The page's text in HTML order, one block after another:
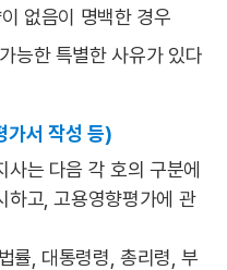
없음이 명백한 경우
능한 특별한 사유가 있다
가서 작성 등)
는 다음 각 호의 구분에
하고, 고용영향평가에 관
률, 대통령령, 총리령, 부